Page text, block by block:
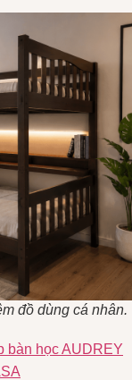
đồ dùng cá nhân.
bàn học AUDREY